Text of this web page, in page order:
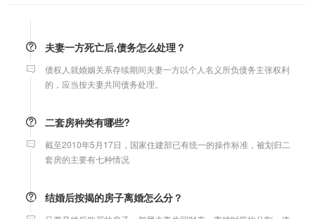
夫妻一方死亡后,债务怎么处理？
的，应当按夫妻共同债务处理。
二套房种类有哪些?
套房的主要有七种情况
结婚后按揭的房子离婚怎么分？